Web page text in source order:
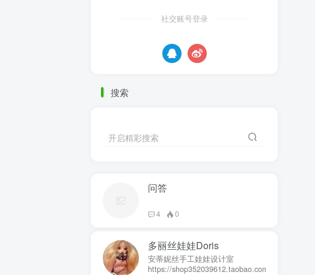
社交账号登录
搜索
开启精彩搜索
问答
4 0
多丽丝娃娃Doris
安蒂妮丝手工娃娃设计室
https://shop352039612.taobao.com